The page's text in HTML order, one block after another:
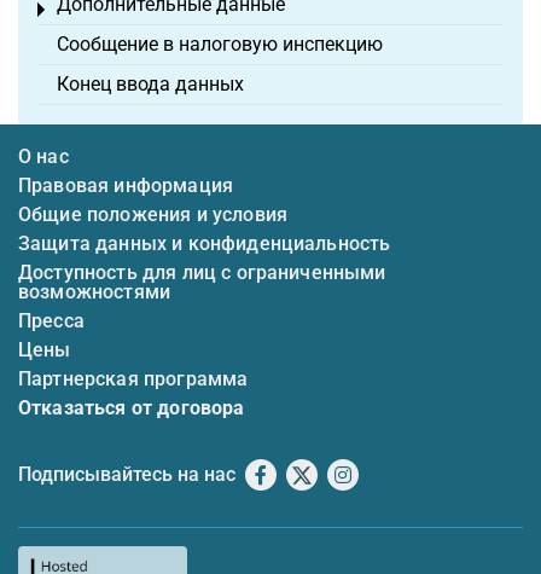
Toggle menu
Сообщение в налоговую инспекцию
Конец ввода данных
О нас
Правовая информация
Общие положения и условия
Защита данных и конфиденциальность
Доступность для лиц с ограниченными
возможностями
Пресса
Цены
Партнерская программа
Отказаться от договора
Подписывайтесь на нас Facebook
X Instagram